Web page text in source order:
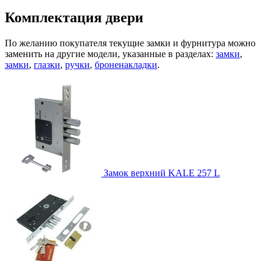
Комплектация двери
По желанию покупателя текущие замки и фурнитура можно
заменить на другие модели, указанные в разделах: замки,
замки, глазки, ручки, броненакладки.
Замок верхний KALE 257 L